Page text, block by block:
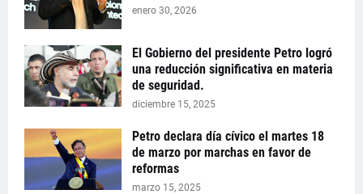
enero 30, 2026
El Gobierno del presidente Petro logró
una reducción significativa en materia
de seguridad.
diciembre 15, 2025
Petro declara día cívico el martes 18
de marzo por marchas en favor de
reformas
marzo 15, 2025